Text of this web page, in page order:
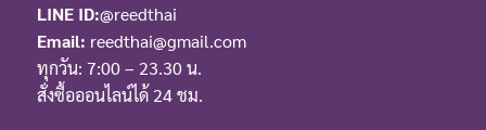
LINE ID:@reedthai
Email: reedthai@gmail.com
ทุกวัน: 7:00 – 23.30 น.
สั่งซื้อออนไลน์ได้ 24 ชม.